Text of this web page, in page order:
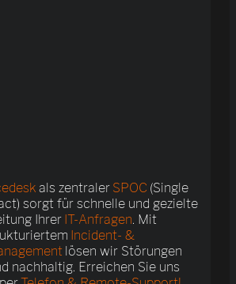
als zentraler SPOC (Single
sorgt für schnelle und gezielte
Ihrer IT-Anfragen. Mit
Incident- &
lösen wir Störungen
nachhaltig. Erreichen Sie uns